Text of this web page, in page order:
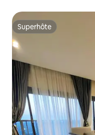
Superhôte
Superhôte